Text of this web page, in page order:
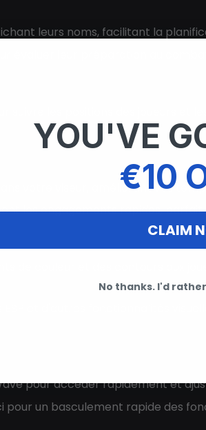
leurs noms, facilitant la
évaluer leur préparation au
suivre les positions des joueurs
votre viseur, améliorant vos
les engagements rapides,
de couleur et des contours aux
ESP et d'autres fonctionnalités
pour accéder rapidement et
pour un basculement rapide des
YOU'VE
€10
CLAIM
No thanks. I'd